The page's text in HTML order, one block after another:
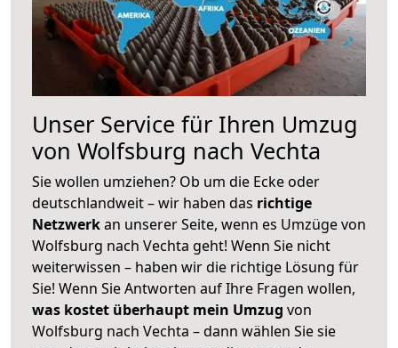
Unser Service für Ihren Umzug
von Wolfsburg nach Vechta
Sie wollen umziehen? Ob um die Ecke oder
deutschlandweit – wir haben das richtige
Netzwerkan unserer Seite, wenn es Umzüge von
Wolfsburg nach Vechta geht! Wenn Sie nicht
weiterwissen – haben wir die richtige Lösung für
Sie! Wenn Sie Antworten auf Ihre Fragen wollen,
was kostet überhaupt mein Umzug von
Wolfsburg nach Vechta – dann wählen Sie sie